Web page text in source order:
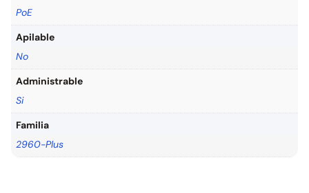
PoE
Apilable
No
Administrable
Si
Familia
2960-Plus